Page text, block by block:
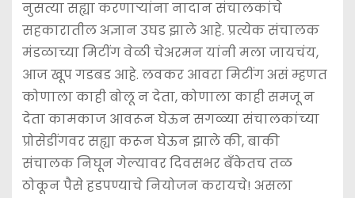
नुसत्या सह्या करणार्‍यांना नादान संचालकांचे
सहकारातील अज्ञान उघड झाले आहे. प्रत्येक संचालक
मंडळाच्या मिटींग वेळी चेअरमन यांनी मला जायचंय,
आज खूप गडबड आहे. लवकर आवरा मिटींग असं म्हणत
कोणाला काही बोलू न देता, कोणाला काही समजू न
देता कामकाज आवरून घेऊन सगळ्या संचालकांच्या
प्रोसेडींगवर सह्या करून घेऊन झाले की, बाकी
संचालक निघून गेल्यावर दिवसभर बँकेतच तळ
ठोकून पैसे हडपण्याचे नियोजन करायचे! असला